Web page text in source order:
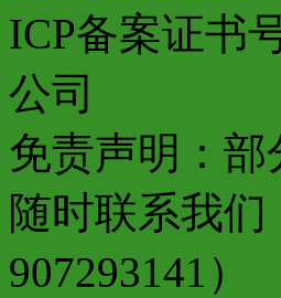
ICP备案证书
公司
免责声明：
随时联系我
907293141）